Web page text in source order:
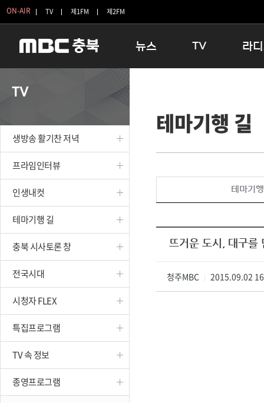
ON-AIR TV 제1FM 제2FM
뉴스
보은
옥천
TV
인생내컷
테마기행 길
시청자 FLEX
종영프로그램
라
16:00
우리 고
TV
생방송 활기찬 저녁
프라임인터뷰
인생내컷
테마기행 길
충북 시사토론 창
전국시대
시청자 FLEX
특집프로그램
TV 속 정보
종영프로그램
테마기행 길
테마기
뜨거운 도시, 대구를
청주MBC 2015.09.02